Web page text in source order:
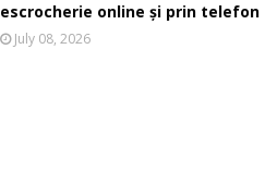
escrocherie online și prin telefon
July 08, 2026